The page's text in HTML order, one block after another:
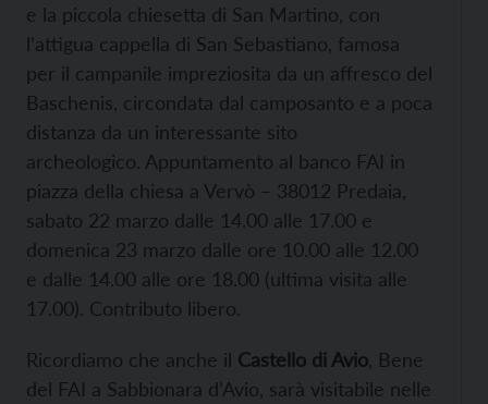
e la piccola chiesetta di San Martino, con
l’attigua cappella di San Sebastiano, famosa
per il campanile impreziosita da un affresco del
Baschenis, circondata dal camposanto e a poca
distanza da un interessante sito
archeologico. Appuntamento al banco FAI in
piazza della chiesa a Vervò – 38012 Predaia,
sabato 22 marzo dalle 14.00 alle 17.00 e
domenica 23 marzo dalle ore 10.00 alle 12.00
e dalle 14.00 alle ore 18.00 (ultima visita alle
17.00). Contributo libero.
Ricordiamo che anche il Castello di Avio , Bene
del FAI a Sabbionara d’Avio, sarà visitabile nelle